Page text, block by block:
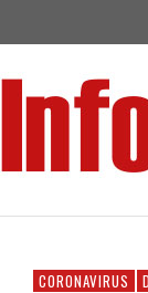
CORONAVIRUS